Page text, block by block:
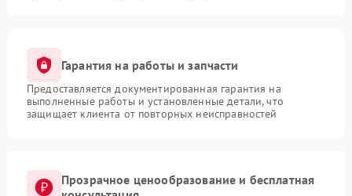
Гарантия на работы и запчасти
Предоставляется документированная гарантия на
выполненные работы и установленные детали, что
защищает клиента от повторных неисправностей
Прозрачное ценообразование и бесплатная